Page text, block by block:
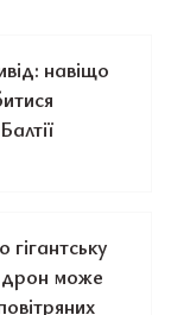
навіщо
гігантську
дрон може